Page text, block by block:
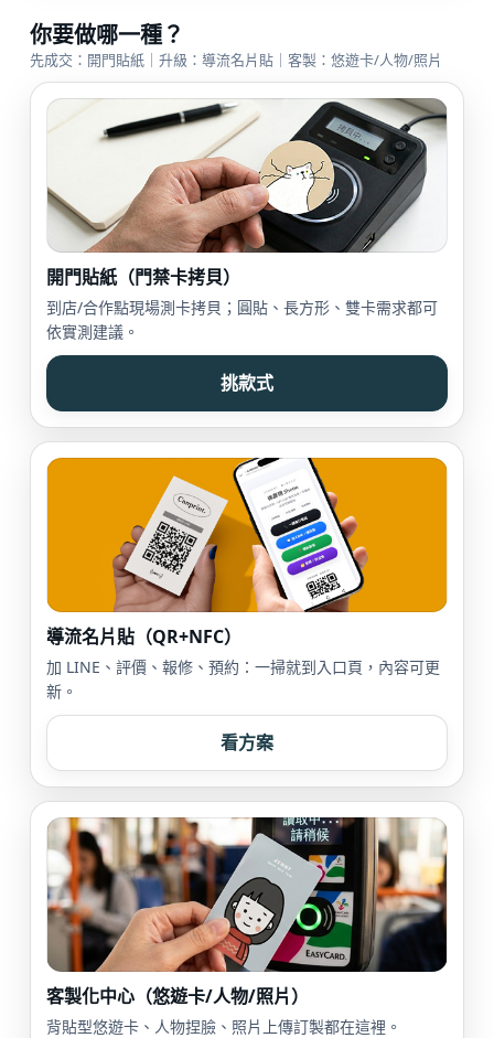
你要做哪一種？
先成交：開門貼紙｜升級：導流名片貼｜客製：悠遊卡/人物/照片
開門貼紙（門禁卡拷貝）
到店/合作點現場測卡拷貝；圓貼、長方形、雙卡需求都可
依實測建議。
挑款式
導流名片貼（QR+NFC）
加 LINE、評價、報修、預約：一掃就到入口頁，內容可更
新。
看方案
客製化中心（悠遊卡/人物/照片）
背貼型悠遊卡、人物捏臉、照片上傳訂製都在這裡。